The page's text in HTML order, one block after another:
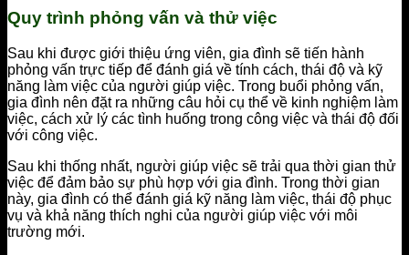
Quy trình phỏng vấn và thử việc
Sau khi được giới thiệu ứng viên, gia đình sẽ tiến hành
phỏng vấn trực tiếp để đánh giá về tính cách, thái độ và kỹ
năng làm việc của người giúp việc. Trong buổi phỏng vấn,
gia đình nên đặt ra những câu hỏi cụ thể về kinh nghiệm làm
việc, cách xử lý các tình huống trong công việc và thái độ đối
với công việc.
Sau khi thống nhất, người giúp việc sẽ trải qua thời gian thử
việc để đảm bảo sự phù hợp với gia đình. Trong thời gian
này, gia đình có thể đánh giá kỹ năng làm việc, thái độ phục
vụ và khả năng thích nghi của người giúp việc với môi
trường mới.